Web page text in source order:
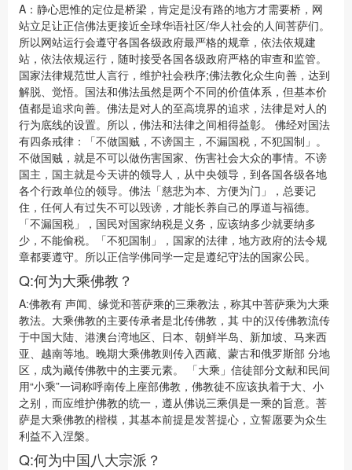
A：静心思惟的定位是桥梁，肯定是没有路的地方才需要桥，网
站立足让正信佛法更接近全球华语社区/华人社会的人间菩萨们。
所以网站运行会遵守各国各级政府最严格的规章，依法依规建
站，依法依规运行，随时接受各国各级政府严格的审查和监管。
国家法律规范世人言行，维护社会秩序;佛法教化众生向善，达到
解脱、觉悟。国法和佛法虽然是两个不同的价值体系，但基本价
值都是追求向善。佛法是对人的至高境界的追求，法律是对人的
行为底线的设置。所以，佛法和法律之间相得益彰。 佛经对国法
有四条戒律：「不做国贼，不谤国主，不漏国税，不犯国制」。
不做国贼，就是不可以做伤害国家、伤害社会大众的事情。不谤
国主，国主就是今天讲的领导人，从中央领导，到各国各级各地
各个行政单位的领导。佛法「慈悲为本、方便为门」，总要记
住，任何人有过失不可以毁谤，才能长养自己的厚道与福德。
「不漏国税」，国民对国家纳税是义务，应该纳多少就要纳多
少，不能偷税。「不犯国制」，国家的法律，地方政府的法令规
章都要遵守。所以正信学佛同学一定是遵纪守法的国家公民。
Q:何为大乘佛教？
A:佛教有 声闻、缘觉和菩萨乘的三乘教法，称其中菩萨乘为大乘
教法。大乘佛教的主要传承者是北传佛教，其 中的汉传佛教流传
于中国大陆、港澳台湾地区、日本、朝鲜半岛、新加坡、马来西
亚、越南等地。晚期大乘佛教则传入西藏、蒙古和俄罗斯部 分地
区，成为藏传佛教中的主要元素。 「大乘」信徒部分文献和民间
用“小乘”一词称呼南传上座部佛教，佛教徒不应该执着于大、小
之别，而应维护佛教的统一，遵从佛说三乘俱是一乘的旨意。菩
萨是大乘佛教的楷模，其基本前提是发菩提心，立誓愿要为众生
利益不入涅槃。
Q:何为中国八大宗派？